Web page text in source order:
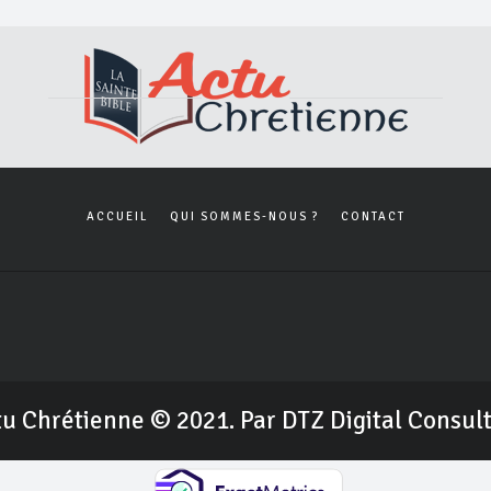
ACCUEIL QUI SOMMES-NOUS ? CONTACT
Chrétienne © 2021. Par DTZ Digital